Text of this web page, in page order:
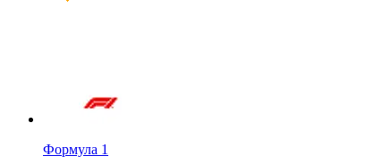
Формула 1